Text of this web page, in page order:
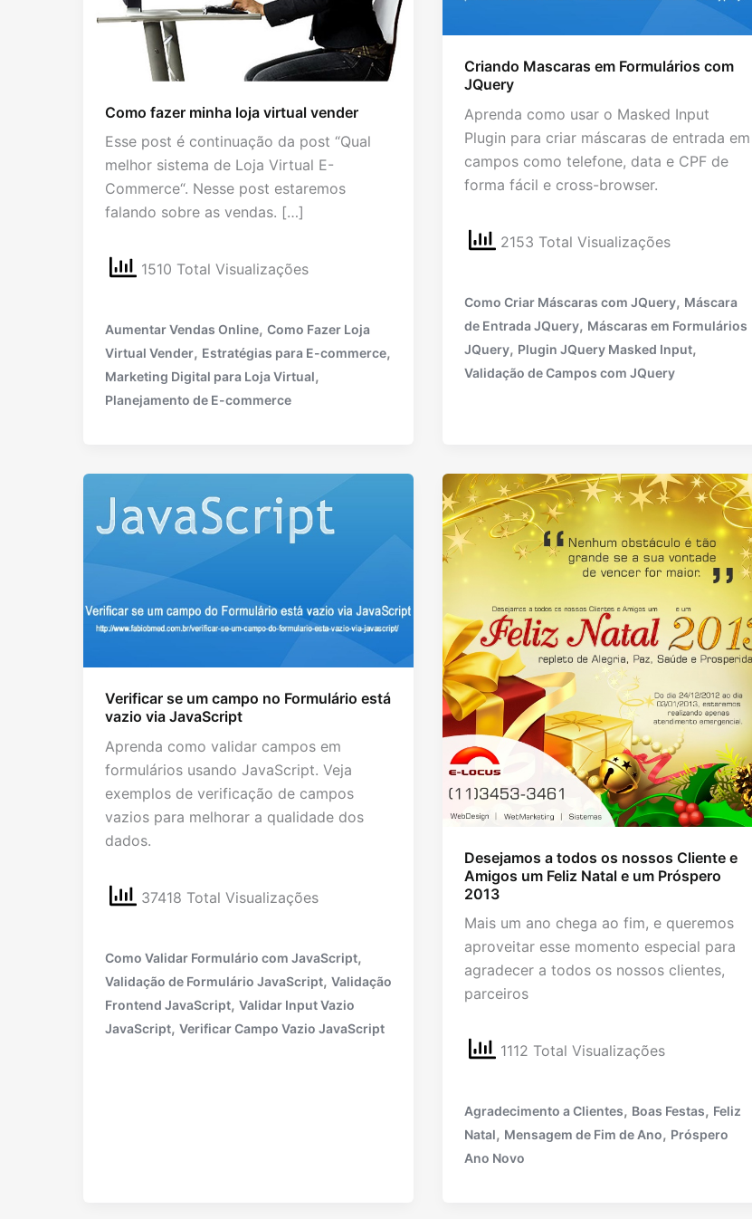
Como fazer minha loja virtual vender
Esse post é continuação da post “Qual
melhor sistema de Loja Virtual E-
Commerce“. Nesse post estaremos
falando sobre as vendas. […]
1510 Total Visualizações
Aumentar Vendas Online, Como Fazer Loja
Virtual Vender, Estratégias para E-commerce,
Marketing Digital para Loja Virtual,
Planejamento de E-commerce
Criando Mascaras em Formulários com
JQuery
Aprenda como usar o Masked Input
Plugin para criar máscaras de entrada em
campos como telefone, data e CPF de
forma fácil e cross-browser.
2153 Total Visualizações
Como Criar Máscaras com JQuery, Máscara
de Entrada JQuery, Máscaras em Formulários
JQuery, Plugin JQuery Masked Input,
Validação de Campos com JQuery
Verificar se um campo no Formulário está
vazio via JavaScript
Aprenda como validar campos em
formulários usando JavaScript. Veja
exemplos de verificação de campos
vazios para melhorar a qualidade dos
dados.
37418 Total Visualizações
Como Validar Formulário com JavaScript,
Validação de Formulário JavaScript, Validação
Frontend JavaScript, Validar Input Vazio
JavaScript, Verificar Campo Vazio JavaScript
Desejamos a todos os nossos Cliente e
Amigos um Feliz Natal e um Próspero
2013
Mais um ano chega ao fim, e queremos
aproveitar esse momento especial para
agradecer a todos os nossos clientes,
parceiros
1112 Total Visualizações
Agradecimento a Clientes, Boas Festas, Feliz
Natal, Mensagem de Fim de Ano, Próspero
Ano Novo